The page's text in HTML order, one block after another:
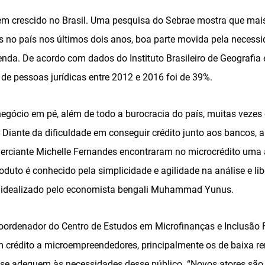
crescido no Brasil. Uma pesquisa do Sebrae mostra que
no país nos últimos dois anos, boa parte movida pela
De acordo com dados do Instituto Brasileiro de Geografia
pessoas jurídicas entre 2012 e 2016 foi de 39%.
em pé, além de todo a burocracia do país, muitas
da dificuldade em conseguir crédito junto aos bancos,
Michelle Fernandes encontraram no microcrédito
é conhecido pela simplicidade e agilidade na análise e
pelo economista bengali Muhammad Yunus.
do Centro de Estudos em Microfinanças e Inclusão
crédito a microempreendedores, principalmente os de baixa